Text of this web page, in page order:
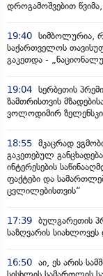
დროგამოშვებით
19:40 სიმბოლურია,
საქართველოს
გაკეთდა -
19:04 სერბეთის
ზამთრისთვის
ვოლოდიმირ ზელენსკი
18:55 მკაცრად
გაკეთებულ
ინტერესების
ფაქტები და
ცვლილებისთვის“
17:39 ბულგარეთის
საზღვარის
16:50 აი, ეს არის